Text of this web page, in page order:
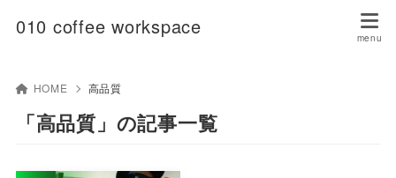
010 coffee workspace
HOME 高品質
「高品質」の記事一覧